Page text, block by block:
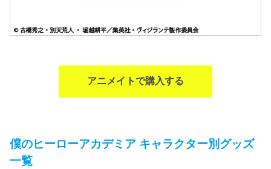
アニメイトで購入する
僕のヒーローアカデミア キャラクター別グッズ
一覧